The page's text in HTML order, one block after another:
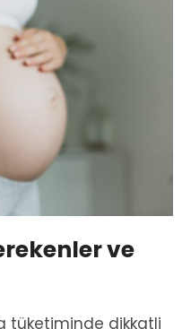
ve
tüketiminde dikkatli